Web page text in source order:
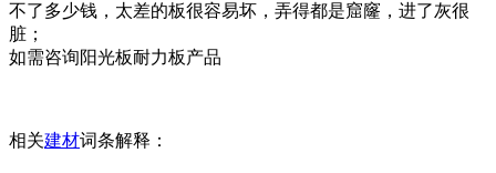
不了多少钱，太差的板很容易坏，弄得都是窟窿，进了灰很
脏；
如需咨询阳光板耐力板产品
相关建材词条解释：